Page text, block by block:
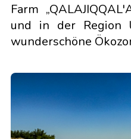
Farm
und in der Region
wunderschöne